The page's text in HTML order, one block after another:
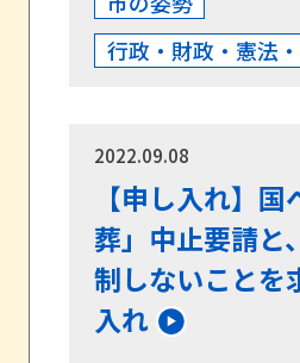
行政・財政・憲法
2022.09.08
【申し入れ】
葬」中止要請と
制しないことを
入れ